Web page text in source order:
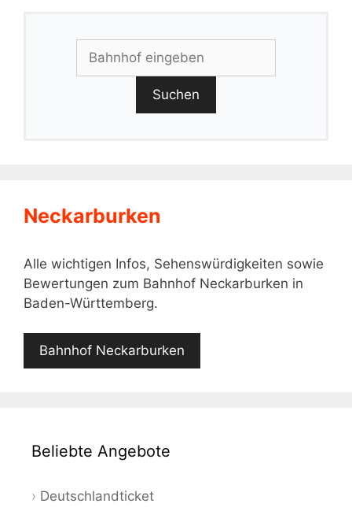
Suchen
Neckarburken
Alle wichtigen Infos, Sehenswürdigkeiten sowie
Bewertungen zum Bahnhof Neckarburken in
Baden-Württemberg.
Bahnhof Neckarburken
Beliebte Angebote
Deutschlandticket